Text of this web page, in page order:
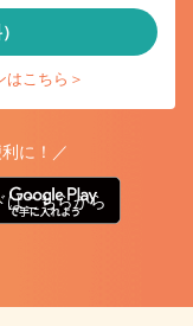
はこちら＞
に！／
はこちらから